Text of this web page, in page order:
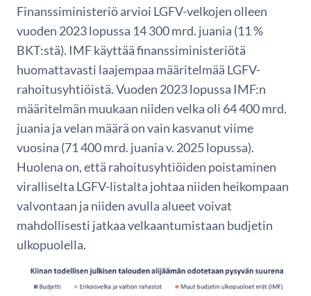
Finanssiministeriö arvioi LGFV-velkojen olleen
vuoden 2023 lopussa 14 300 mrd. juania (11 %
BKT:stä). IMF käyttää finanssiministeriötä
huomattavasti laajempaa määritelmää LGFV-
rahoitusyhtiöistä. Vuoden 2023 lopussa IMF:n
määritelmän muukaan niiden velka oli 64 400 mrd.
juania ja velan määrä on vain kasvanut viime
vuosina (71 400 mrd. juania v. 2025 lopussa).
Huolena on, että rahoitusyhtiöiden poistaminen
viralliselta LGFV-listalta johtaa niiden heikompaan
valvontaan ja niiden avulla alueet voivat
mahdollisesti jatkaa velkaantumistaan budjetin
ulkopuolella.